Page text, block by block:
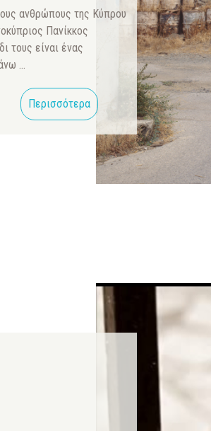
ανθρώπους της Κύπρου
Πανίκκος
τους είναι ένας
…
Περισσότερα